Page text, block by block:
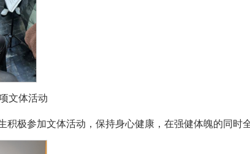
文体活动
极参加文体活动，保持身心健康，在强健体魄的同时